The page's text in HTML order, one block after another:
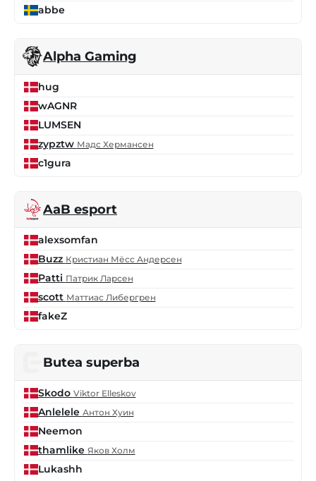
abbe
Alpha Gaming
hug
wAGNR
LUMSEN
zypztw Мадс Хермансен
c1gura
AaB esport
alexsomfan
Buzz Кристиан Мёсс Андерсен
Patti Патрик Ларсен
scott Маттиас Либергрен
fakeZ
Butea superba
Skodo Viktor Elleskov
Anlelele Антон Хуин
Neemon
thamlike Яков Холм
Lukashh